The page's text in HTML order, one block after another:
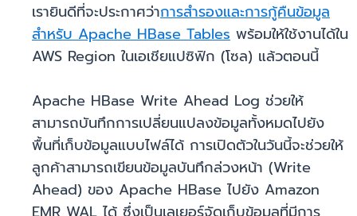
เรายินดีที่จะประกาศว่าการสำรองและการกู้คืนข้อมูล
สำหรับ Apache HBase Tables พร้อมให้ใช้งานได้ใน
AWS Region ในเอเชียแปซิฟิก (โซล) แล้วตอนนี้
Apache HBase Write Ahead Log ช่วยให้
สามารถบันทึกการเปลี่ยนแปลงข้อมูลทั้งหมดไปยัง
พื้นที่เก็บข้อมูลแบบไฟล์ได้ การเปิดตัวในวันนี้จะช่วยให้
ลูกค้าสามารถเขียนข้อมูลบันทึกล่วงหน้า (Write
Ahead) ของ Apache HBase ไปยัง Amazon